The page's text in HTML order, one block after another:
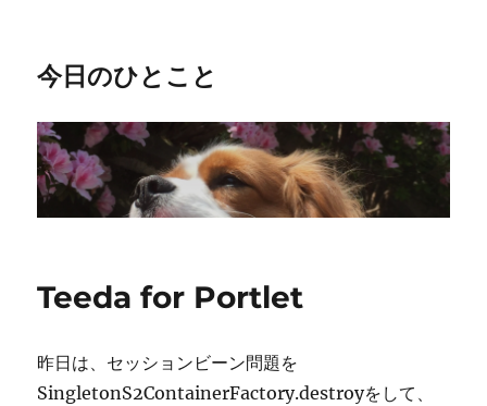
今日のひとこと
Teeda for Portlet
昨日は、セッションビーン問題を
SingletonS2ContainerFactory.destroyをして、